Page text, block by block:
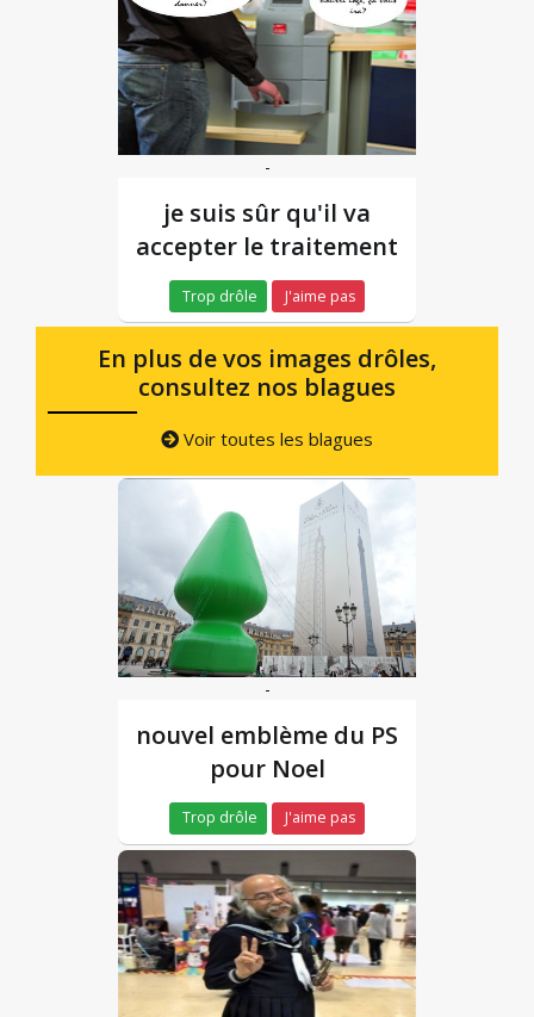
-
je suis sûr qu'il va
accepter le traitement
Trop drôle J'aime pas
En plus de vos images drôles,
consultez nos blagues
Voir toutes les blagues
-
nouvel emblème du PS
pour Noel
Trop drôle J'aime pas